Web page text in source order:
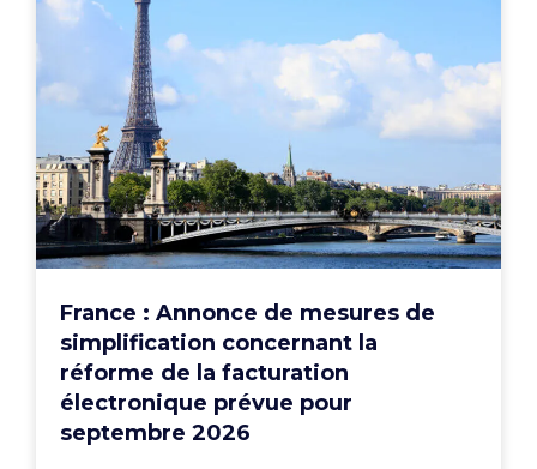
France : Annonce de mesures de
simplification concernant la
réforme de la facturation
électronique prévue pour
septembre 2026